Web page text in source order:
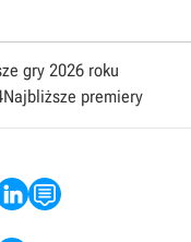
gry 2026 roku
Najbliższe premiery